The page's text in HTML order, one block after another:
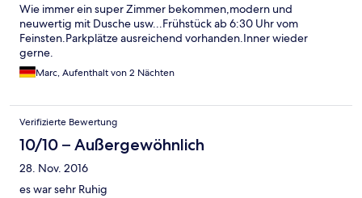
Wie immer ein super Zimmer bekommen,modern und
neuwertig mit Dusche usw...Frühstück ab 6:30 Uhr vom
Feinsten.Parkplätze ausreichend vorhanden.Inner wieder
gerne.
Marc, Aufenthalt von 2 Nächten
Verifizierte Bewertung
10/10 – Außergewöhnlich
28. Nov. 2016
es war sehr Ruhig